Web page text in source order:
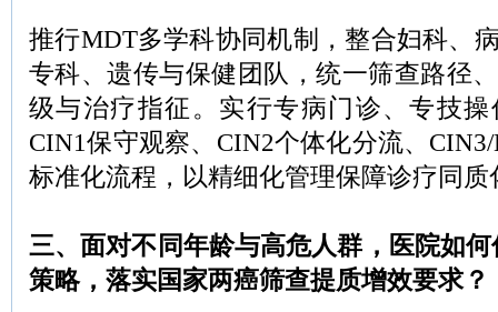
推行MDT多学科协同机制，整合妇科、
专科、遗传与保健团队，统一筛查路径
级与治疗指征。实行专病门诊、专技
CIN1保守观察、CIN2个体化分流、
标准化流程，以精细化管理保障诊疗同质
三、面对不同年龄与高危人群，医院如
策略，落实国家两癌筛查提质增效要求？